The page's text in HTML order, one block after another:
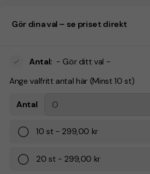
Gör dina val – se priset direkt
Antal: - Gör ditt val -
Ange valfritt antal här (Minst 10 st)
Antal
10 st - 299,00 kr
20 st - 299,00 kr